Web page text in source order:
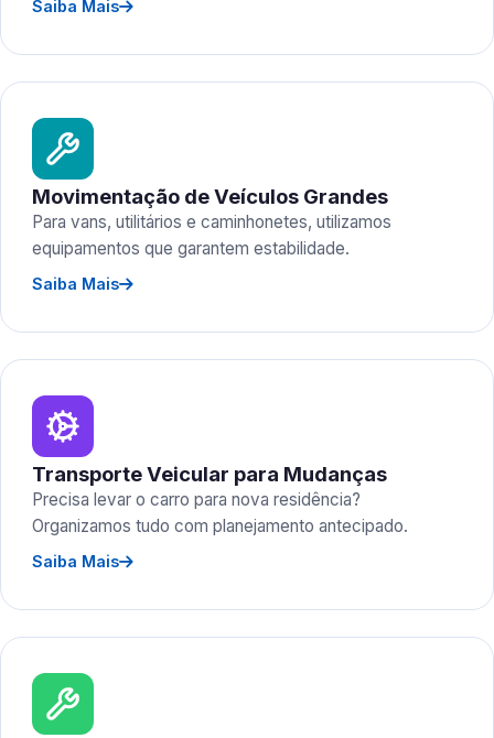
Saiba Mais
Movimentação de Veículos Grandes
Para vans, utilitários e caminhonetes, utilizamos
equipamentos que garantem estabilidade.
Saiba Mais
Transporte Veicular para Mudanças
Precisa levar o carro para nova residência?
Organizamos tudo com planejamento antecipado.
Saiba Mais